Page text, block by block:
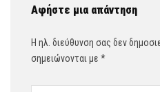
Αφήστε μια απάντηση
Η ηλ. διεύθυνση σας δεν
σημειώνονται με *